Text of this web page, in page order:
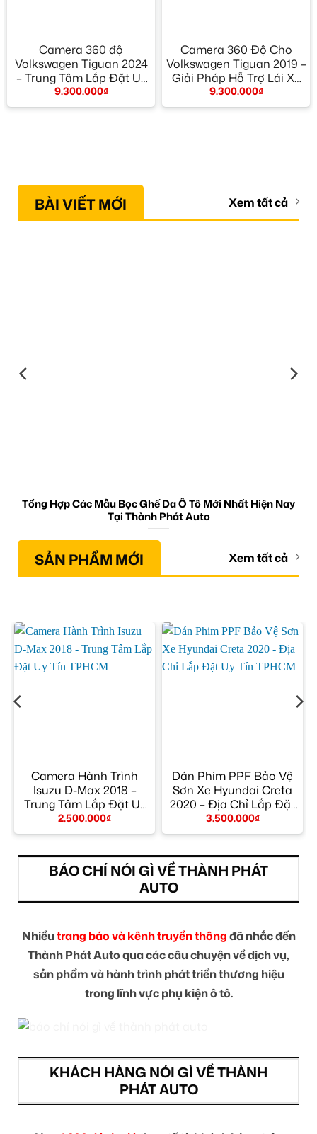
Camera 360 độ
Volkswagen Tiguan 2024
– Trung Tâm Lắp Đặt Uy
Tín TPHCM
9.300.000₫
Camera 360 Độ Cho
Volkswagen Tiguan 2019 –
Giải Pháp Hỗ Trợ Lái Xe
An Toàn
9.300.000₫
BÀI VIẾT MỚI Xem tất cả
Tổng Hợp Các Mẫu Bọc Ghế Da Ô Tô Mới Nhất Hiện Nay
Tại Thành Phát Auto
SẢN PHẨM MỚI Xem tất cả
Camera Hành Trình
Isuzu D-Max 2018 –
Trung Tâm Lắp Đặt Uy
Tín TPHCM
2.500.000₫
Dán Phim PPF Bảo Vệ
Sơn Xe Hyundai Creta
2020 – Địa Chỉ Lắp Đặt
Uy Tín TPHCM
3.500.000₫
BÁO CHÍ NÓI GÌ VỀ THÀNH PHÁT
AUTO
Nhiềutrang báo và kênh truyền thôngđã nhắc đến
Thành Phát Auto qua các câu chuyện về dịch vụ,
sản phẩm và hành trình phát triển thương hiệu
trong lĩnh vực phụ kiện ô tô.
KHÁCH HÀNG NÓI GÌ VỀ THÀNH
PHÁT AUTO